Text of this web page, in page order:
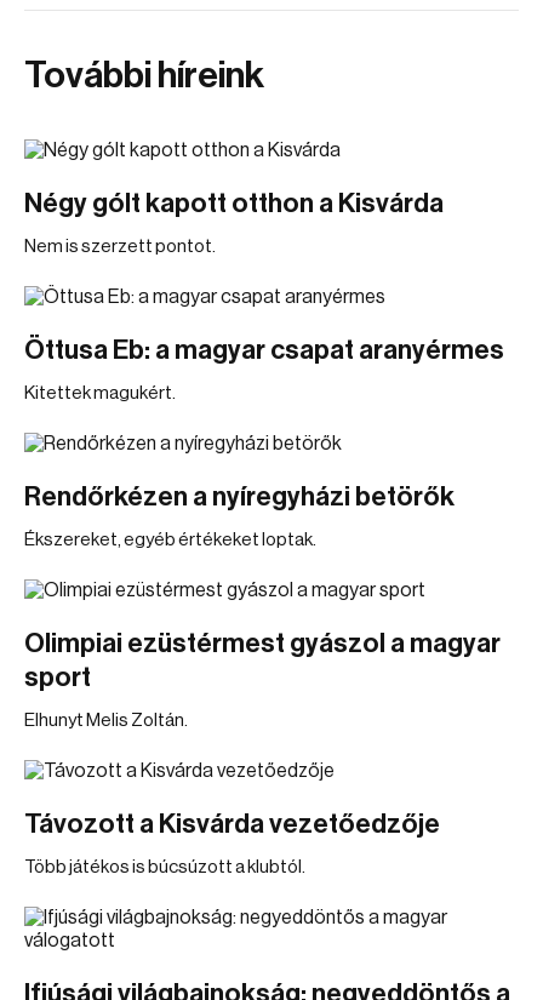
További híreink
Négy gólt kapott otthon a Kisvárda
Nem is szerzett pontot.
Öttusa Eb: a magyar csapat aranyérmes
Kitettek magukért.
Rendőrkézen a nyíregyházi betörők
Ékszereket, egyéb értékeket loptak.
Olimpiai ezüstérmest gyászol a magyar
sport
Elhunyt Melis Zoltán.
Távozott a Kisvárda vezetőedzője
Több játékos is búcsúzott a klubtól.
Ifjúsági világbajnokság: negyeddöntős a